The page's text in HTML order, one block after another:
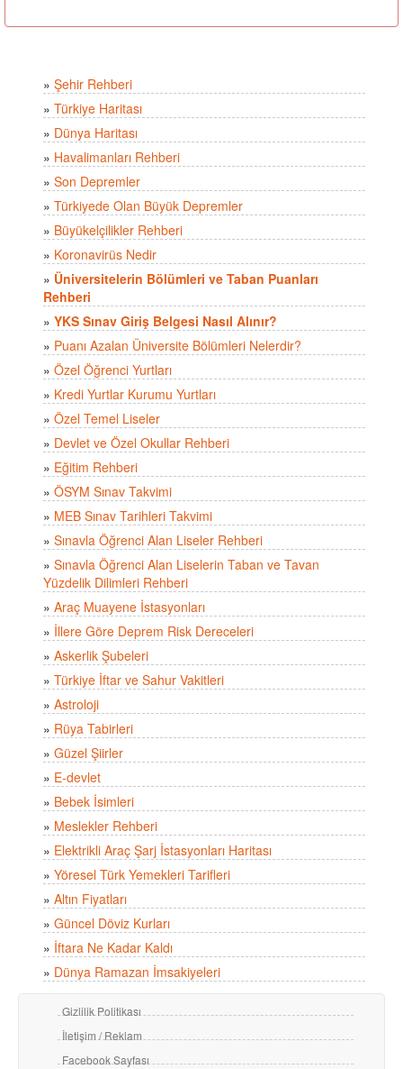
» Şehir Rehberi
» Türkiye Haritası
» Dünya Haritası
» Havalimanları Rehberi
» Son Depremler
» Türkiyede Olan Büyük Depremler
» Büyükelçilikler Rehberi
» Koronavirüs Nedir
» Üniversitelerin Bölümleri ve Taban Puanları
Rehberi
» YKS Sınav Giriş Belgesi Nasıl Alınır?
» Puanı Azalan Üniversite Bölümleri Nelerdir?
» Özel Öğrenci Yurtları
» Kredi Yurtlar Kurumu Yurtları
» Özel Temel Liseler
» Devlet ve Özel Okullar Rehberi
» Eğitim Rehberi
» ÖSYM Sınav Takvimi
» MEB Sınav Tarihleri Takvimi
» Sınavla Öğrenci Alan Liseler Rehberi
» Sınavla Öğrenci Alan Liselerin Taban ve Tavan
Yüzdelik Dilimleri Rehberi
» Araç Muayene İstasyonları
» İllere Göre Deprem Risk Dereceleri
» Askerlik Şubeleri
» Türkiye İftar ve Sahur Vakitleri
» Astroloji
» Rüya Tabirleri
» Güzel Şiirler
» E-devlet
» Bebek İsimleri
» Meslekler Rehberi
» Elektrikli Araç Şarj İstasyonları Haritası
» Yöresel Türk Yemekleri Tarifleri
» Altın Fiyatları
» Güncel Döviz Kurları
» İftara Ne Kadar Kaldı
» Dünya Ramazan İmsakiyeleri
Gizlilik Politikası
İletişim / Reklam
Facebook Sayfası